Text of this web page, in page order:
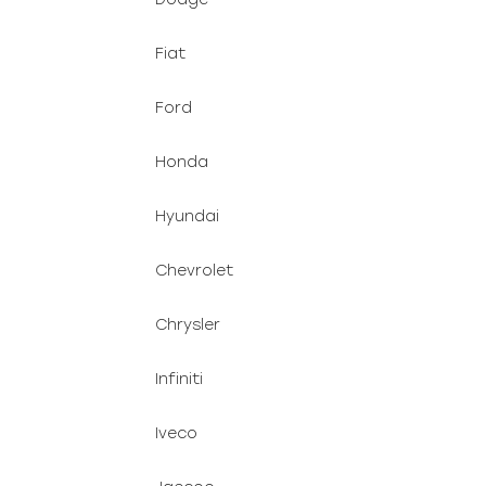
Fiat
Ford
Honda
Hyundai
Chevrolet
Chrysler
Infiniti
Iveco